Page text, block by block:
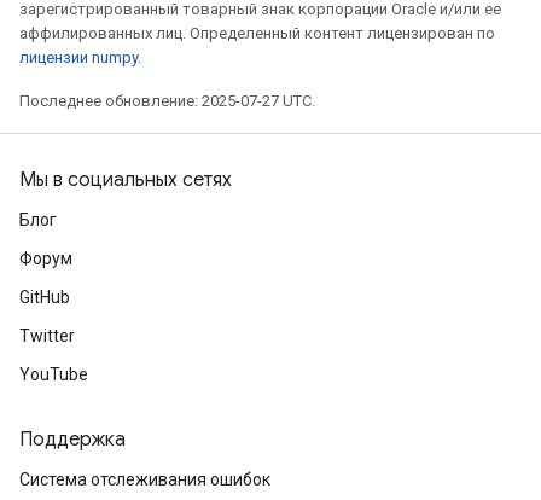
зарегистрированный товарный знак корпорации Oracle и/или ее
аффилированных лиц. Определенный контент лицензирован по
лицензии numpy.
Последнее обновление: 2025-07-27 UTC.
Мы в социальных сетях
Блог
Форум
GitHub
Twitter
YouTube
Поддержка
Система отслеживания ошибок